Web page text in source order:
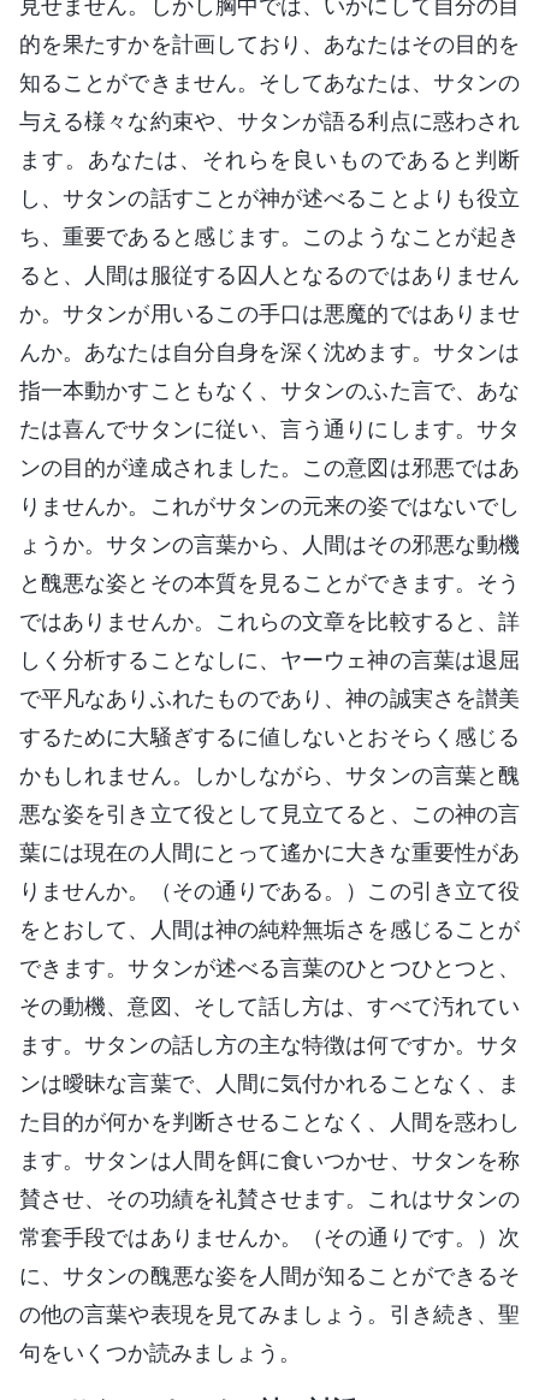
的を果たすかを計画しており、あなたはその目的を
知ることができません。そしてあなたは、サタンの
与える様々な約束や、サタンが語る利点に惑わされ
ます。あなたは、それらを良いものであると判断
し、サタンの話すことが神が述べることよりも役立
ち、重要であると感じます。このようなことが起き
ると、人間は服従する囚人となるのではありません
か。サタンが用いるこの手口は悪魔的ではありませ
んか。あなたは自分自身を深く沈めます。サタンは
指一本動かすこともなく、サタンのふた言で、あな
たは喜んでサタンに従い、言う通りにします。サタ
ンの目的が達成されました。この意図は邪悪ではあ
りませんか。これがサタンの元来の姿ではないでし
ょうか。サタンの言葉から、人間はその邪悪な動機
と醜悪な姿とその本質を見ることができます。そう
ではありませんか。これらの文章を比較すると、詳
しく分析することなしに、ヤーウェ神の言葉は退屈
で平凡なありふれたものであり、神の誠実さを讃美
するために大騒ぎするに値しないとおそらく感じる
かもしれません。しかしながら、サタンの言葉と醜
悪な姿を引き立て役として見立てると、この神の言
葉には現在の人間にとって遙かに大きな重要性があ
りませんか。（その通りである。）この引き立て役
をとおして、人間は神の純粋無垢さを感じることが
できます。サタンが述べる言葉のひとつひとつと、
その動機、意図、そして話し方は、すべて汚れてい
ます。サタンの話し方の主な特徴は何ですか。サタ
ンは曖昧な言葉で、人間に気付かれることなく、ま
た目的が何かを判断させることなく、人間を惑わし
ます。サタンは人間を餌に食いつかせ、サタンを称
賛させ、その功績を礼賛させます。これはサタンの
常套手段ではありませんか。（その通りです。）次
に、サタンの醜悪な姿を人間が知ることができるそ
の他の言葉や表現を見てみましょう。引き続き、聖
句をいくつか読みましょう。